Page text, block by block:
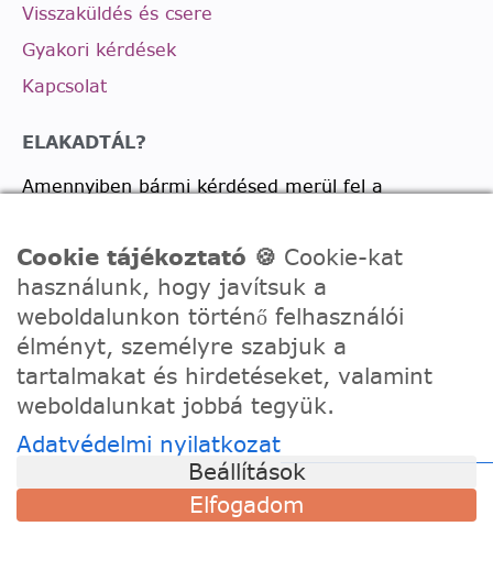
Visszaküldés és csere
Gyakori kérdések
Kapcsolat
ELAKADTÁL?
Amennyiben bármi kérdésed merül fel a
Telefon:0630/2150557
Ügyfélszolgálati e-mail: hello@festede.hu
Egyedi képes számfestőkkel kapcsolatban:
egyedi@festede.hu
Csatlakozz 19.000 fősFacebook csoportunkhoz!
Cookie tájékoztató 🍪 Cookie-kat
használunk, hogy javítsuk a
weboldalunkon történő felhasználói
élményt, személyre szabjuk a
tartalmakat és hirdetéseket, valamint
weboldalunkat jobbá tegyük.
Adatvédelmi nyilatkozat
Beállítások
Elfogadom